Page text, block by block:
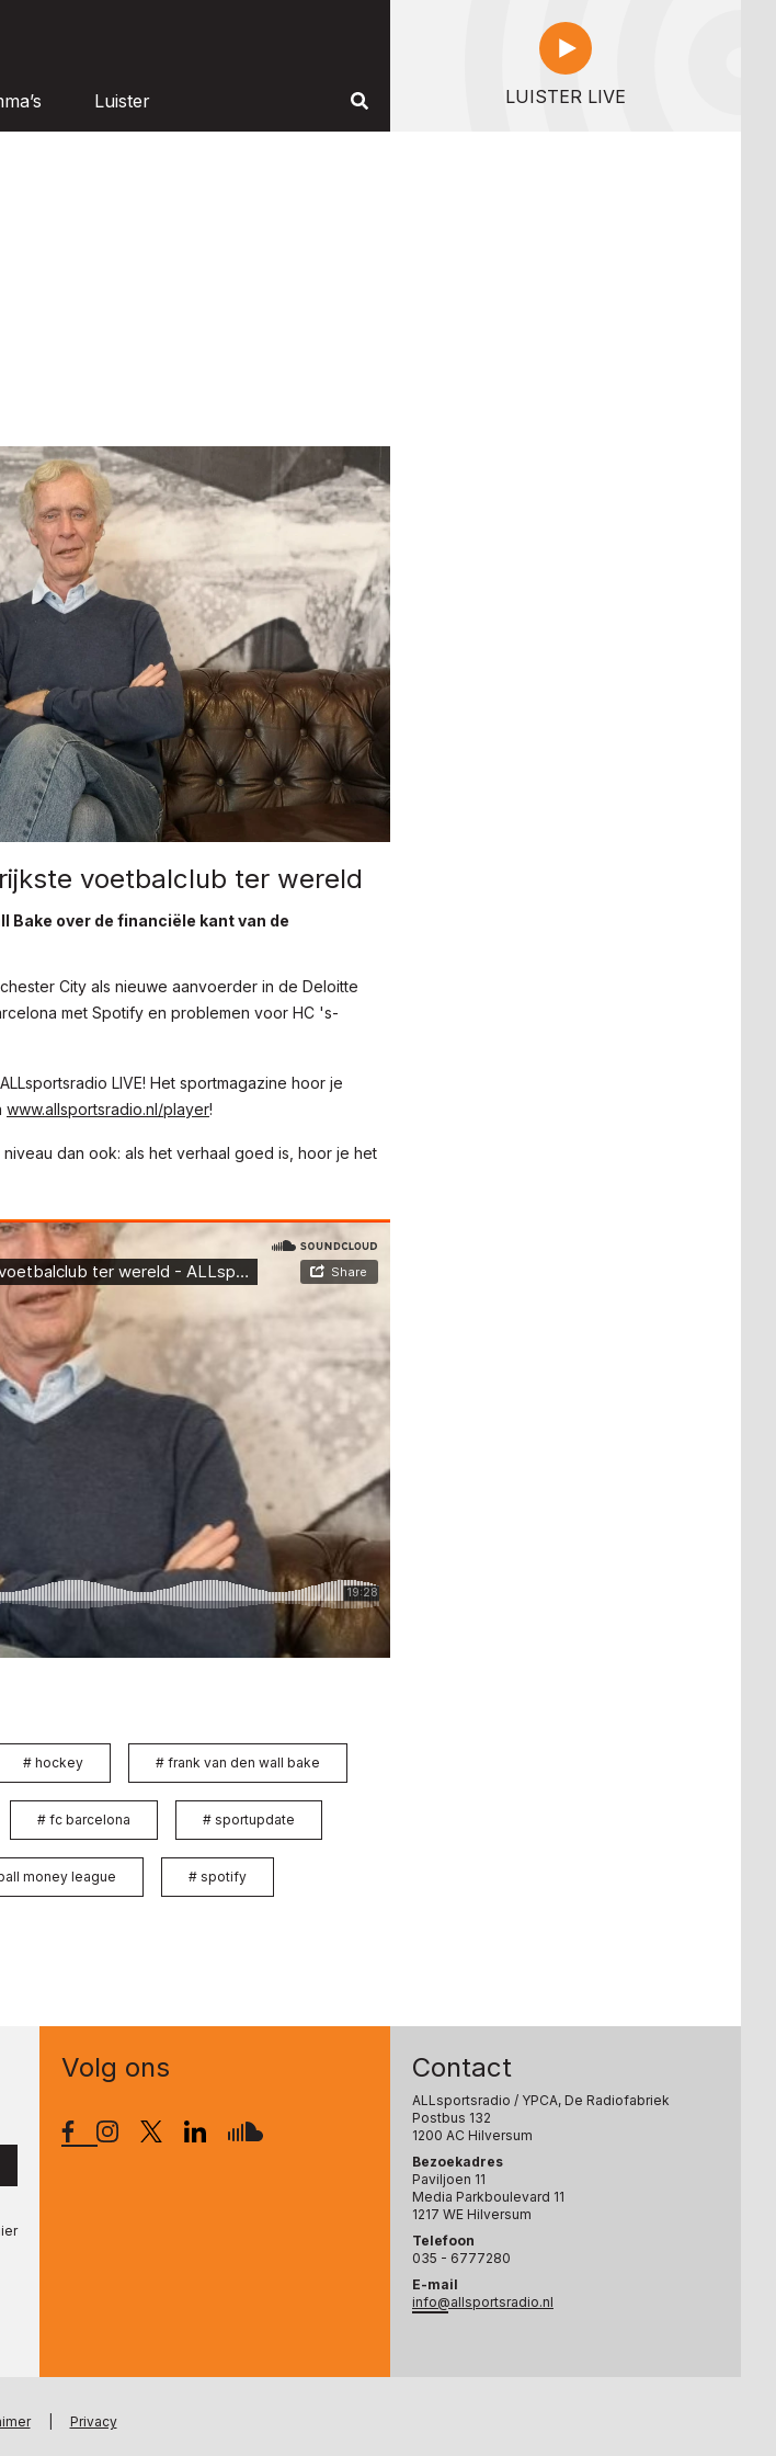
Luister LUISTER LIVE
voetbalclub ter wereld
Bake over de financiële kant van de
City als nieuwe aanvoerder in de Deloitte
met Spotify en problemen voor HC 's-
LIVE! Het sportmagazine hoor je
www.allsportsradio.nl/player!
dan ook: als het verhaal goed is, hoor je het
# hockey # frank van den wall bake
# fc barcelona # sportupdate
money league # spotify
Volg ons Contact
ALLsportsradio / YPCA, De Radiofabriek
Postbus 132
1200 AC Hilversum
Bezoekadres
Paviljoen 11
Media Parkboulevard 11
1217 WE Hilversum
Telefoon
035 - 6777280
E-mail
info@allsportsradio.nl
Privacy